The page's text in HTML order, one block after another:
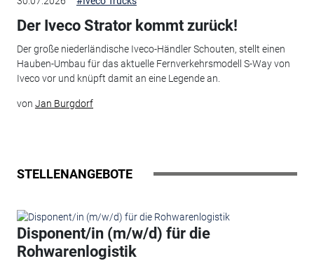
Der Iveco Strator kommt zurück!
Der große niederländische Iveco-Händler Schouten, stellt einen
Hauben-Umbau für das aktuelle Fernverkehrsmodell S-Way von
Iveco vor und knüpft damit an eine Legende an.
von Jan Burgdorf
STELLENANGEBOTE
Disponent/in (m/w/d) für die
Rohwarenlogistik